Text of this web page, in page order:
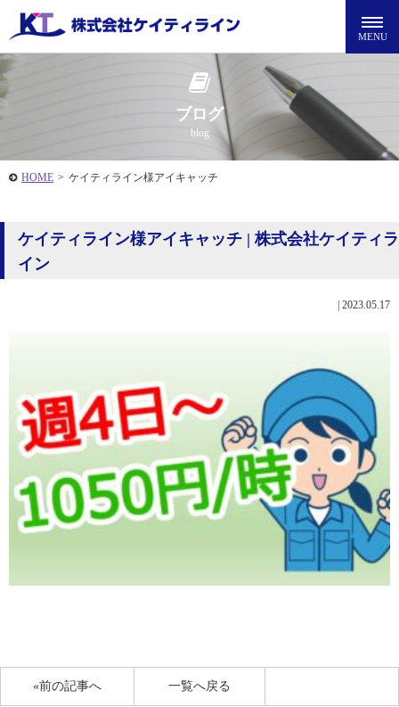
ブログ
blog
HOME > ケイティライン様アイキャッチ
ケイティライン様アイキャッチ | 株式会社ケイティラ
イン
2023.05.17
«前の記事へ 一覧へ戻る